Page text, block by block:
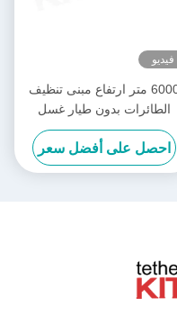
فيديو
6000 متر ارتفاع مبنى تنظيف
الطائرات بدون طيار غسل
الطاقة الطائرات بدون طيار SF-
90X-150 الطائرة السحرية
احصل على أفضل سعر